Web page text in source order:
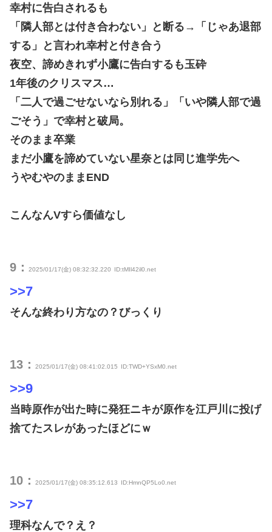
幸村に告白されるも
「隣人部とは付き合わない」と断る→「じゃあ退部
する」と言われ幸村と付き合う
夜空、諦めきれず小鷹に告白するも玉砕
1年後のクリスマス…
「二人で過ごせないなら別れる」「いや隣人部で過
ごそう」で幸村と破局。
そのまま卒業
まだ小鷹を諦めていない星奈とは同じ進学先へ
うやむやのままEND
こんなんVすら価値なし
9： 2025/01/17(金) 08:32:32.220 ID:tMIl42il0.net
>>7
そんな終わり方なの？びっくり
13： 2025/01/17(金) 08:41:02.015 ID:TWD+YSxM0.net
>>9
当時原作が出た時に発狂ニキが原作を江戸川に投げ
捨てたスレがあったほどにｗ
10： 2025/01/17(金) 08:35:12.613 ID:HmnQP5Lo0.net
>>7
理科なんで？え？